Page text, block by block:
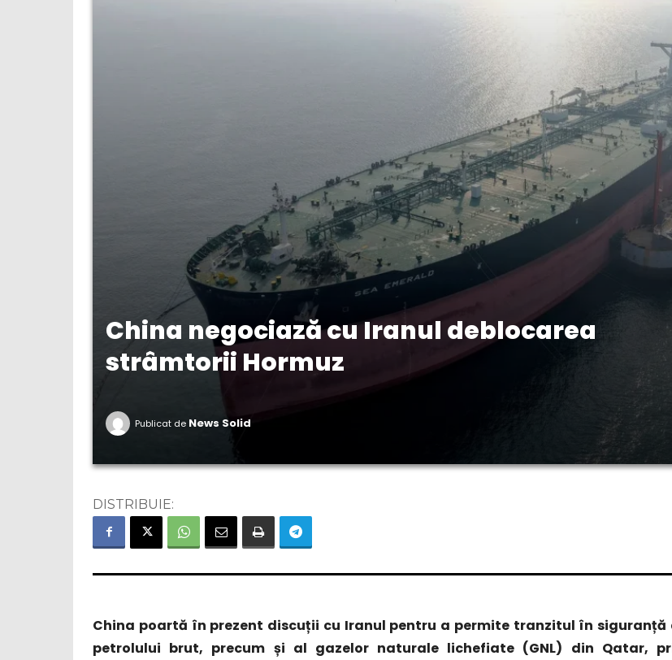
China negociază cu Iranul deblocarea
strâmtorii Hormuz
Publicat de News Solid
DISTRIBUIE:
China poartă în prezent discuții cu Iranul pentru a permite tranzitul în siguranță
petrolului brut, precum și al gazelor naturale lichefiate (GNL) din Qatar,